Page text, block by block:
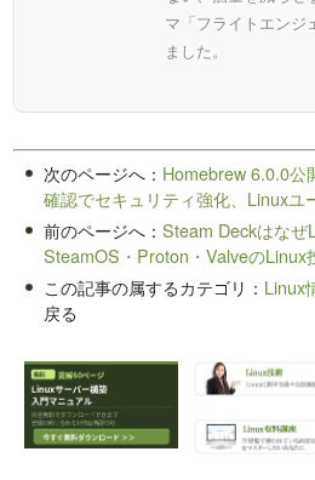
マ「フライトエンジ
ました。
次のページへ： Homebrew 6.0.0公
確認でセキュリティ強化、Linuxユ
前のページへ：Steam Deckはなぜ
SteamOS・Proton・ValveのLinux
この記事の属するカテゴリ： Linux
戻る